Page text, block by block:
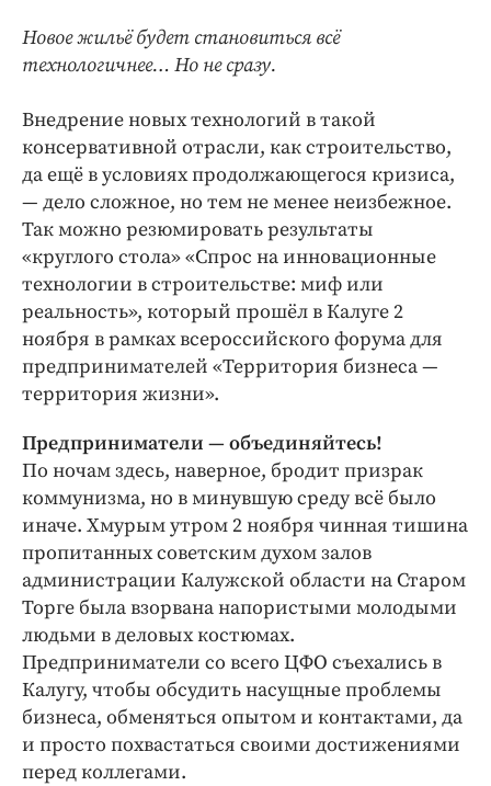
Новое жильё будет становиться всё
технологичнее… Но не сразу.
Внедрение новых технологий в такой
консервативной отрасли, как строительство,
да ещё в условиях продолжающегося кризиса,
— дело сложное, но тем не менее неизбежное.
Так можно резюмировать результаты
«круглого стола» «Спрос на инновационные
технологии в строительстве: миф или
реальность», который прошёл в Калуге 2
ноября в рамках всероссийского форума для
предпринимателей «Территория бизнеса —
территория жизни».
Предприниматели — объединяйтесь!
По ночам здесь, наверное, бродит призрак
коммунизма, но в минувшую среду всё было
иначе. Хмурым утром 2 ноября чинная тишина
пропитанных советским духом залов
администрации Калужской области на Старом
Торге была взорвана напористыми молодыми
людьми в деловых костюмах.
Предприниматели со всего ЦФО съехались в
Калугу, чтобы обсудить насущные проблемы
бизнеса, обменяться опытом и контактами, да
и просто похвастаться своими достижениями
перед коллегами.